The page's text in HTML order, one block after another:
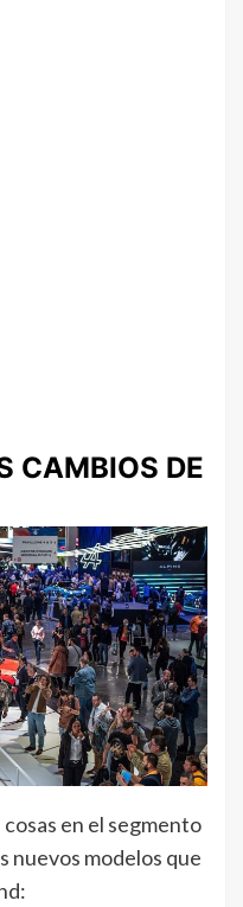
CAMBIOS DE
en el segmento
nuevos modelos que